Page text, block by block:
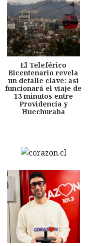
El Teleférico
Bicentenario revela
un detalle clave: así
funcionará el viaje de
13 minutos entre
Providencia y
Huechuraba